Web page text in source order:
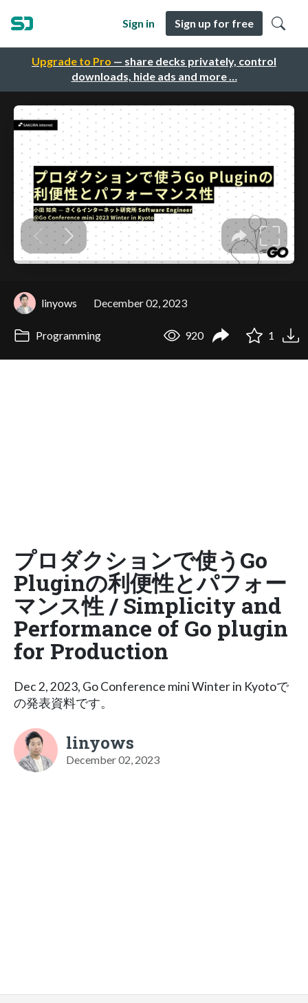
Upgrade to Pro — share decks privately, control
downloads, hide ads and more …
Sign in Sign up for free
linyows December 02, 2023
Programming 920 1
プロダクションで使うGo
Pluginの利便性とパフォー
マンス性 / Simplicity and
Performance of Go plugin
for Production
Dec 2, 2023, Go Conference mini Winter in Kyotoで
の発表資料です。
linyows
December 02, 2023